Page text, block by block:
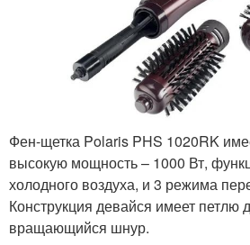
Фен-щетка Polaris PHS 1020RK
высокую мощность – 1000 Вт,
холодного воздуха, и 3 режима
Конструкция девайся имеет
вращающийся шнур.